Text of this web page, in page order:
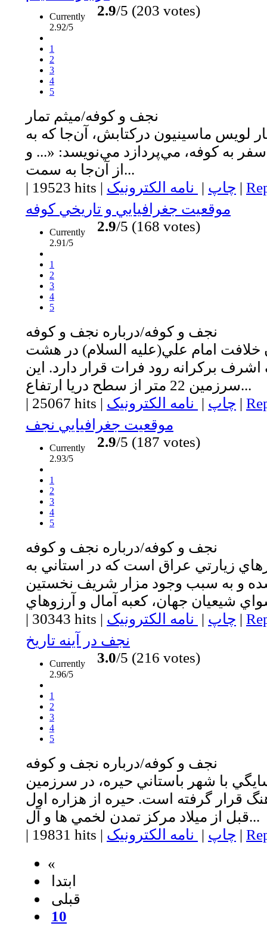
Currently
2.92/5
1
2
3
4
5
2.9/5 (203 votes)
نجف و كوفه/ميثم تمار
لويس ماسينيون درکتابش، آن‌جا که به
به کوفه، مي‌پردازد مي‌نويسد: «... و
از آن‌جا به سمت...
| 19523 hits | چاپ | نامه الکترونیک |
موقعيت جغرافيايي و تاريخي كوفه
Currently
2.91/5
1
2
3
4
5
2.9/5 (168 votes)
نجف و كوفه/درباره نجف و كوفه
خلافت امام علي(عليه السلام) در هشت
بركرانه رود فرات قرار دارد. اين
سرزمين 22 متر از سطح دريا ارتفاع...
| 25067 hits | چاپ | نامه الکترونیک |
موقعيت جغرافيايي نجف
Currently
2.93/5
1
2
3
4
5
2.9/5 (187 votes)
نجف و كوفه/درباره نجف و كوفه
زيارتي عراق است كه در استاني به
و به سبب وجود مزار شريف نخستين
| 30343 hits | چاپ | نامه الکترونیک |
نجف در آينه تاريخ
Currently
2.96/5
1
2
3
4
5
3.0/5 (216 votes)
نجف و كوفه/درباره نجف و كوفه
با شهر باستاني حيره، در سرزمين
قرار گرفته است. حيره از هزاره اول
قبل از ميلاد مركز تمدن لخمي ها و آل...
| 19831 hits | چاپ | نامه الکترونیک |
«
ابتدا
قبلی
10